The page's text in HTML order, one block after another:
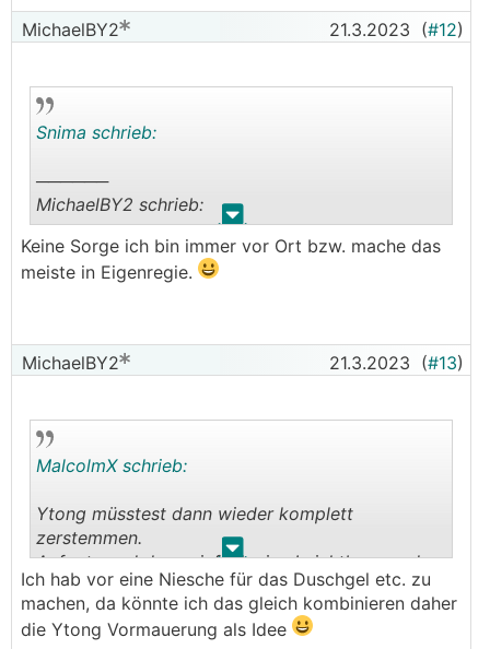
MichaelBY2 21.3.2023 (#12)
. .
Snima schrieb:
──────
MichaelBY2 schrieb:
....
───────────────
Keinen interessierte es mehr Arbeit als notwendig
zu machen, und sobald es zwei Pläne gibt wirds
gefährlich.
Wenn du dann zum Installateur rennst und ihm
sagst wie du es haben willst, schaut der dich
sicher mit verwunderten Augen an. Und selbst
wenn du ihn auf die Bibel schwören lässt,
tauchen dann so alte Pläne wieder auf und der
Handwerker machts so wie er sich denkt.
Keine Sorge ich bin immer vor Ort bzw. mache das
meiste in Eigenregie.
MichaelBY2 21.3.2023 (#13)
. .
MalcolmX schrieb:
Ytong müsstest dann wieder komplett
zerstemmen.
Aufputz und dann einfach eine Leichtbauwand
hinstellen ist aus meiner Sicht wesentlich
einfacher.
Ich hab vor eine Niesche für das Duschgel etc. zu
machen, da könnte ich das gleich kombinieren daher
die Ytong Vormauerung als Idee